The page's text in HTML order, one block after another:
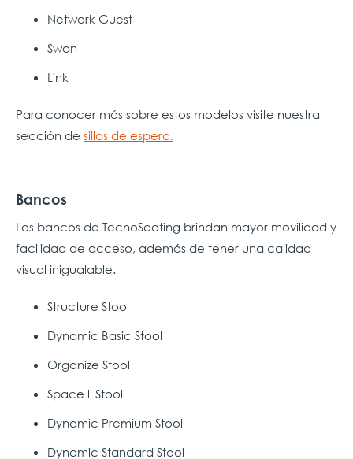
Network Guest
Swan
Link
Para conocer más sobre estos modelos visite nuestra
sección de sillas de espera.
Bancos
Los bancos de TecnoSeating brindan mayor movilidad y
facilidad de acceso, además de tener una calidad
visual inigualable.
Structure Stool
Dynamic Basic Stool
Organize Stool
Space ll Stool
Dynamic Premium Stool
Dynamic Standard Stool